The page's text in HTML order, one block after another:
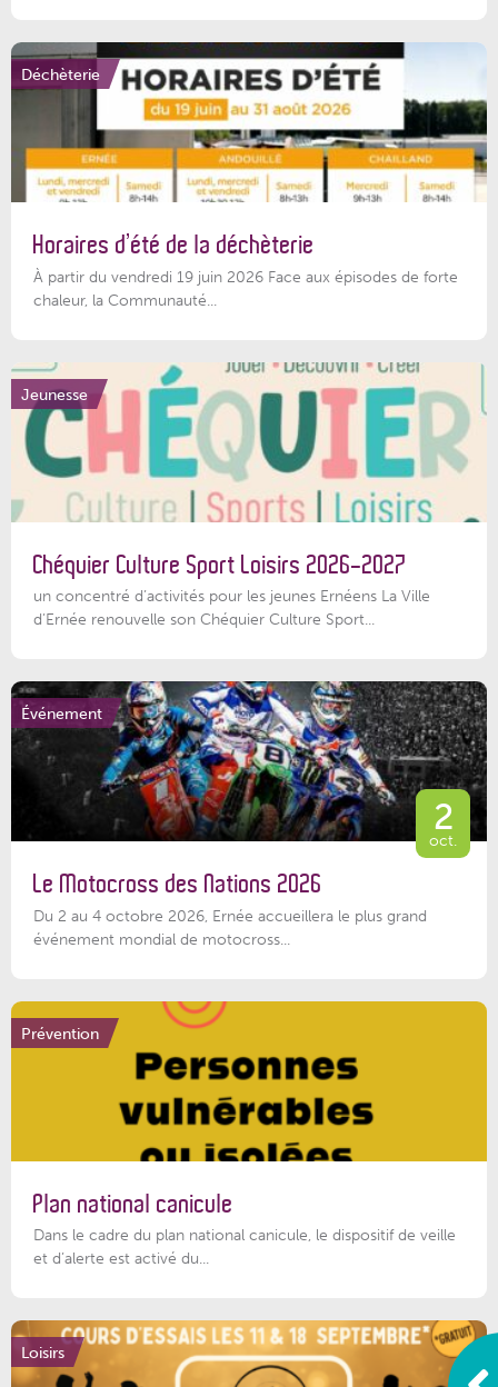
Déchèterie
Horaires d’été de la déchèterie
À partir du vendredi 19 juin 2026 Face aux épisodes de forte
chaleur, la Communauté...
Jeunesse
Chéquier Culture Sport Loisirs 2026-2027
un concentré d’activités pour les jeunes Ernéens La Ville
d’Ernée renouvelle son Chéquier Culture Sport...
Événement
2
oct.
Le Motocross des Nations 2026
Du 2 au 4 octobre 2026, Ernée accueillera le plus grand
événement mondial de motocross...
Prévention
Plan national canicule
Dans le cadre du plan national canicule, le dispositif de veille
et d’alerte est activé du...
Loisirs